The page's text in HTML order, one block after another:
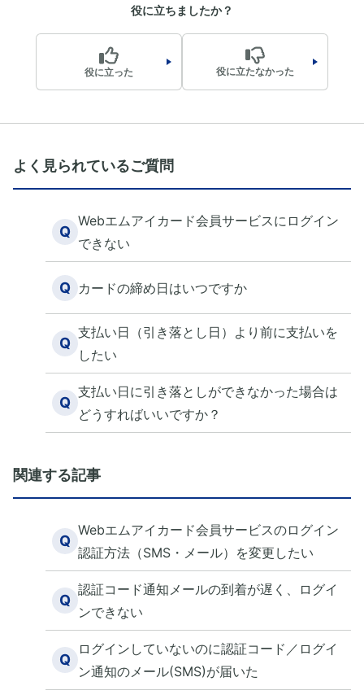
役に立ちましたか？
役に立った 役に立たなかった
よく見られているご質問
Q
Webエムアイカード会員サービスにログイン
できない
Q カードの締め日はいつですか
Q
支払い日（引き落とし日）より前に支払いを
したい
Q
支払い日に引き落としができなかった場合は
どうすればいいですか？
関連する記事
Q
Webエムアイカード会員サービスのログイン
認証方法（SMS・メール）を変更したい
Q
認証コード通知メールの到着が遅く、ログイ
ンできない
Q
ログインしていないのに認証コード／ログイ
ン通知のメール(SMS)が届いた